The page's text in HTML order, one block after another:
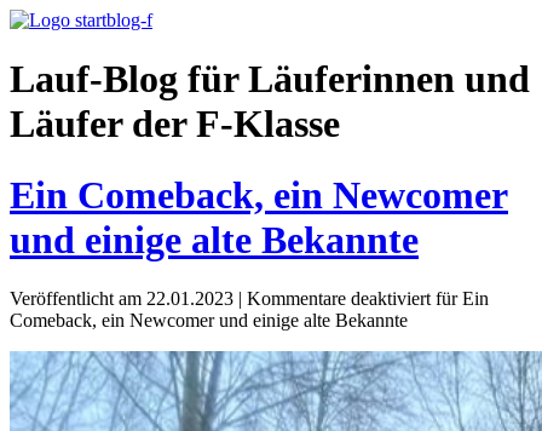
Lauf-Blog für Läuferinnen und
Läufer der F-Klasse
Ein Comeback, ein Newcomer
und einige alte Bekannte
Veröffentlicht am 22.01.2023 | Kommentare deaktiviert für Ein
Comeback, ein Newcomer und einige alte Bekannte